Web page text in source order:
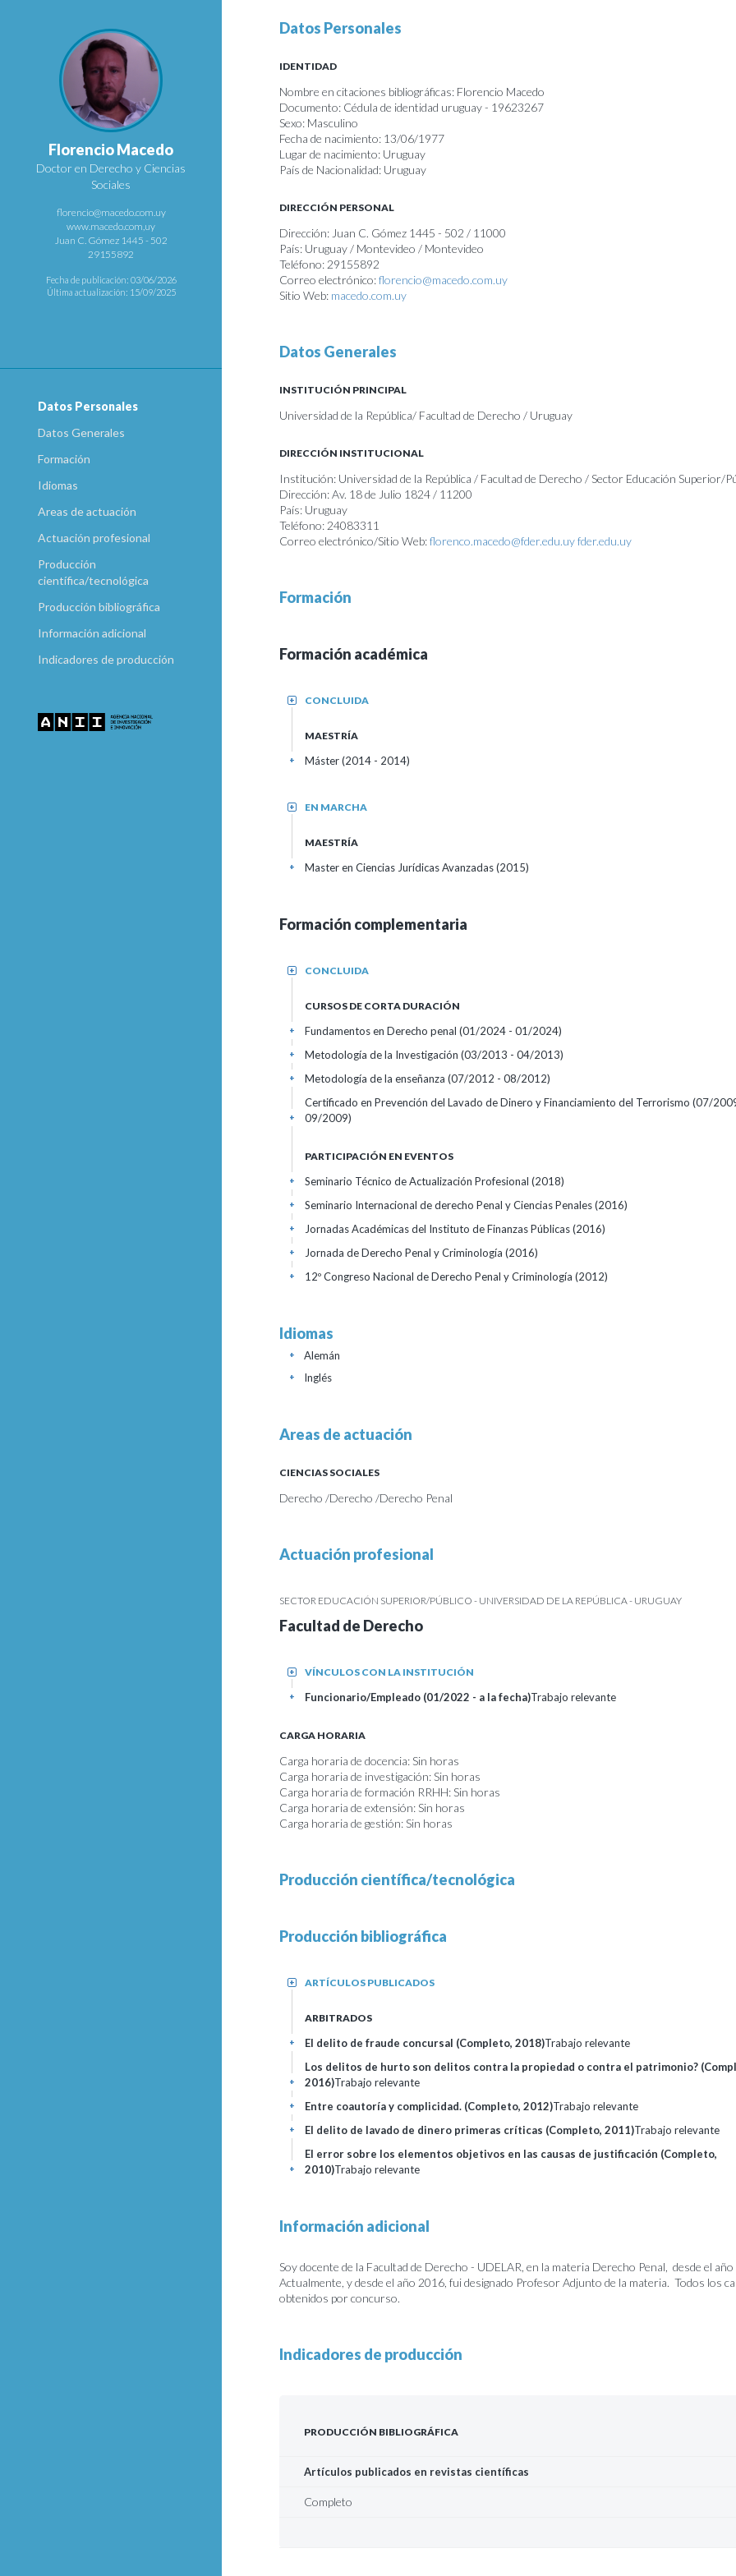
Florencio Macedo
Doctor en Derecho y Ciencias
Sociales
florencio@macedo.com.uy
www.macedo.com,uy
Juan C. Gómez 1445 - 502
29155892
Fecha de publicación: 03/06/2026
Última actualización: 15/09/2025
Datos Personales
Datos Generales
Formación
Idiomas
Areas de actuación
Actuación profesional
Producción
científica/tecnológica
Producción bibliográfica
Información adicional
Indicadores de producción
Datos Personales
IDENTIDAD
Nombre en citaciones bibliográficas: Florencio Macedo
Documento: Cédula de identidad uruguay - 19623267
Sexo: Masculino
Fecha de nacimiento: 13/06/1977
Lugar de nacimiento: Uruguay
País de Nacionalidad: Uruguay
DIRECCIÓN PERSONAL
Dirección: Juan C. Gómez 1445 - 502 / 11000
País: Uruguay / Montevideo / Montevideo
Teléfono: 29155892
Correo electrónico:florencio@macedo.com.uy
Sitio Web: macedo.com.uy
Datos Generales
INSTITUCIÓN PRINCIPAL
Universidad de la República/ Facultad de Derecho / Uruguay
DIRECCIÓN INSTITUCIONAL
Institución: Universidad de la República / Facultad de Derecho / Sector Educación Superior/
Dirección: Av. 18 de Julio 1824 / 11200
País: Uruguay
Teléfono: 24083311
Correo electrónico/Sitio Web:florenco.macedo@fder.edu.uyfder.edu.uy
Formación
Formación académica
CONCLUIDA
+
MAESTRÍA
Máster (2014 - 2014)
+
EN MARCHA
+
MAESTRÍA
Master en Ciencias Jurídicas Avanzadas (2015)
+
Formación complementaria
CONCLUIDA
+
CURSOS DE CORTA DURACIÓN
Fundamentos en Derecho penal (01/2024 - 01/2024)
+
Metodología de la Investigación (03/2013 - 04/2013)
+
Metodología de la enseñanza (07/2012 - 08/2012)
+
Certificado en Prevención del Lavado de Dinero y Financiamiento del Terrorismo (07/
09/2009)
+
PARTICIPACIÓN EN EVENTOS
Seminario Técnico de Actualización Profesional (2018)
+
Seminario Internacional de derecho Penal y Ciencias Penales(2016)
+
Jornadas Académicas del Instituto de Finanzas Públicas(2016)
+
Jornada de Derecho Penal y Criminología (2016)
+
12º Congreso Nacional de Derecho Penal y Criminología (2012)
+
Idiomas
Alemán
+
Inglés
+
Areas de actuación
CIENCIAS SOCIALES
Derecho /Derecho /Derecho Penal
Actuación profesional
SECTOR EDUCACIÓN SUPERIOR/PÚBLICO - UNIVERSIDAD DE LA REPÚBLICA - URUGUAY
Facultad de Derecho
VÍNCULOS CON LA INSTITUCIÓN
+
Funcionario/Empleado (01/2022 - a la fecha)Trabajo relevante
+
CARGA HORARIA
Carga horaria de docencia: Sin horas
Carga horaria de investigación: Sin horas
Carga horaria de formación RRHH: Sin horas
Carga horaria de extensión: Sin horas
Carga horaria de gestión: Sin horas
Producción científica/tecnológica
Producción bibliográfica
ARTÍCULOS PUBLICADOS
+
ARBITRADOS
El delito de fraude concursal (Completo, 2018)Trabajo relevante
+
Los delitos de hurto son delitos contra la propiedad o contra el patrimonio?
2016)Trabajo relevante
+
Entre coautoría y complicidad. (Completo, 2012)Trabajo relevante
+
El delito de lavado de dinero primeras críticas (Completo, 2011)Trabajo relevante
+
El error sobre los elementos objetivos en las causas de justificación (Completo,
2010)Trabajo relevante
+
Información adicional
Soy docente de la Facultad de Derecho - UDELAR, en la materia Derecho Penal, desde el
Actualmente, y desde el año 2016, fui designado Profesor Adjunto de la materia. Todos los
obtenidos por concurso.
Indicadores de producción
PRODUCCIÓN BIBLIOGRÁFICA
Artículos publicados en revistas científicas
Completo